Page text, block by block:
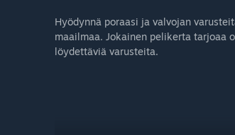
Hyödynnä poraasi ja valvojan
maailmaa. Jokainen pelikerta tarjoaa
löydettäviä varusteita.